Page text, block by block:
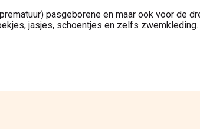
pasgeborene en maar ook voor de
jasjes, schoentjes en zelfs